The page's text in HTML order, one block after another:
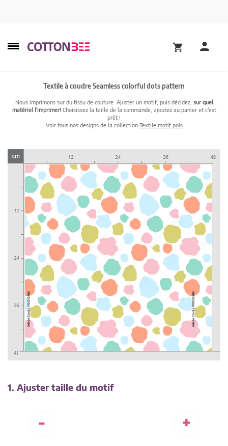
Textile à coudre Seamless colorful dots pattern
Nous imprimons sur du tissu de couture. Ajuster un motif, puis décidez, sur quel
matériel l'imprimer!Choisissez la taille de la commande, ajoutez au panier et c'est
prêt !
Voir tous nos designs de la collection Textile motif pois
1. Ajuster taille du motif
- +